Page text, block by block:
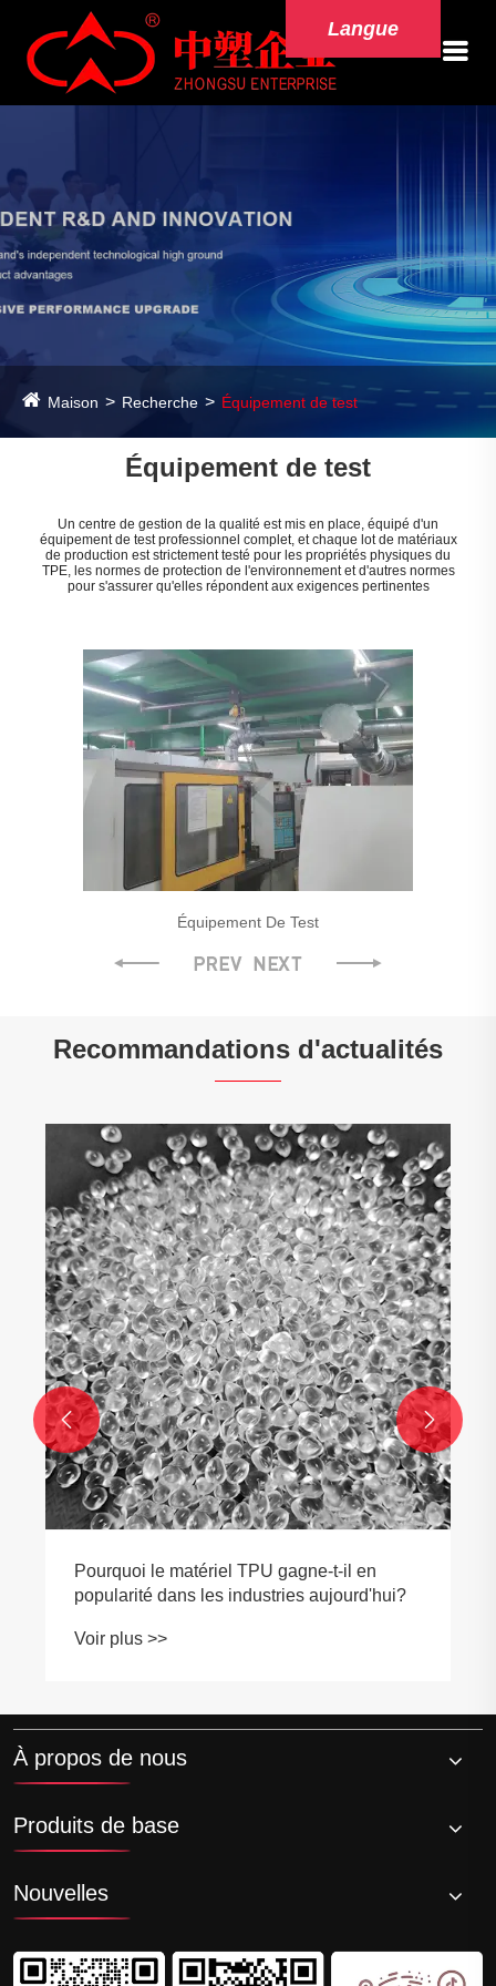
Langue
Maison Recherche Équipement de test
Équipement de test
Un centre de gestion de la qualité est mis en place, équipé d'un
équipement de test professionnel complet, et chaque lot de matériaux
de production est strictement testé pour les propriétés physiques du
TPE, les normes de protection de l'environnement et d'autres normes
pour s'assurer qu'elles répondent aux exigences pertinentes
Équipement De Test
Recommandations d'actualités
Pourquoi le matériel TPU gagne-t-il en
popularité dans les industries aujourd'hui?
Voir plus >>
 
À propos de nous
Produits de base
Nouvelles